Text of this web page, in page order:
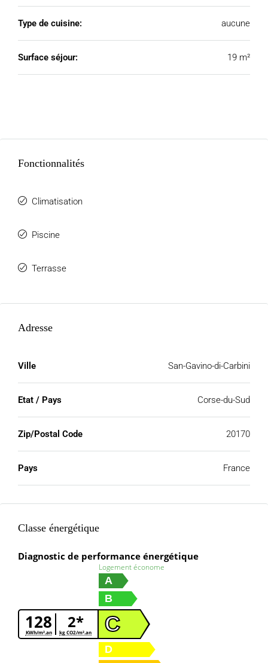
Type de cuisine: aucune
Surface séjour: 19 m²
Fonctionnalités
Climatisation
Piscine
Terrasse
Adresse
Ville San-Gavino-di-Carbini
Etat / Pays Corse-du-Sud
Zip/Postal Code 20170
Pays France
Classe énergétique
Diagnostic de performance énergétique
128
KWh/m².an
2*
kg CO2/m².an
Logement économe
A
B
C
D